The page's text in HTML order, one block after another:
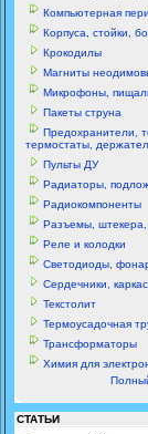
Компьютерная
Корпуса, стойки,
Крокодилы
Магниты
Микрофоны,
Пакеты струна
Предохранители,
термостаты,
Пульты ДУ
Радиаторы,
Радиокомпоненты
Разъемы, штекера,
Реле и колодки
Светодиоды,
Сердечники,
Текстолит
Термоусадочная
Трансформаторы
Химия для
СТАТЬИ